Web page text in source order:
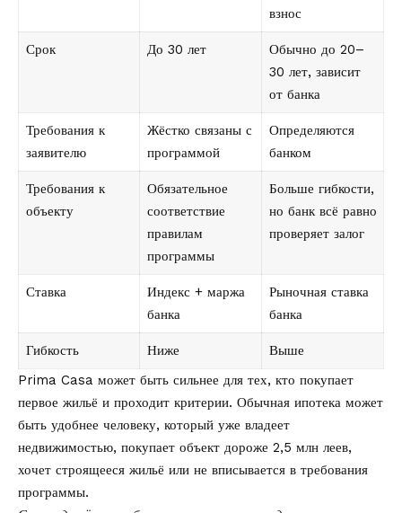
взнос
Срок До 30 лет
Обычно до 20–
30 лет, зависит
от банка
Требования к
заявителю
Жёстко связаны с
программой
Определяются
банком
Требования к
объекту
Обязательное
соответствие
правилам
программы
Больше гибкости,
но банк всё равно
проверяет залог
Ставка
Индекс + маржа
банка
Рыночная ставка
банка
Гибкость Ниже
Выше
Prima Casa может быть сильнее для тех, кто покупает
первое жильё и проходит критерии. Обычная ипотека может
быть удобнее человеку, который уже владеет
недвижимостью, покупает объект дороже 2,5 млн леев,
хочет строящееся жильё или не вписывается в требования
программы.